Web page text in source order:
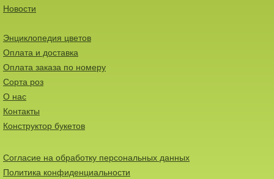
Новости
Энциклопедия цветов
Оплата и доставка
Оплата заказа по номеру
Сорта роз
О нас
Контакты
Конструктор букетов
Согласие на обработку персональных данных
Политика конфиденциальности